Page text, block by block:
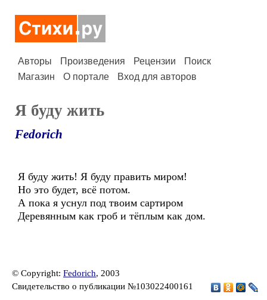
Авторы Произведения Рецензии
Поиск
Магазин
О портале Вход для авторов
Я буду жить
Fedorich
Я буду жить! Я буду править миром!
Но это будет, всё потом.
А пока я уснул под твоим сартиром
Деревянным как гроб и тёплым как дом.
© Copyright: Fedorich, 2003
Свидетельство о публикации №103022400161